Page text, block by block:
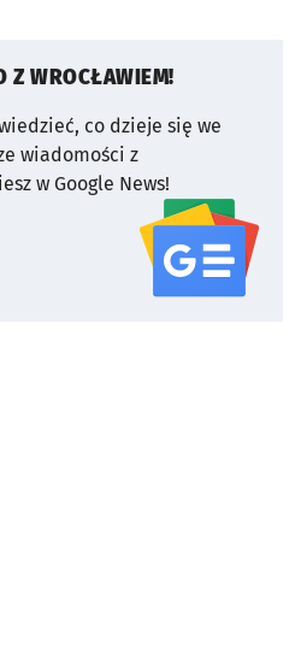
Z WROCŁAWIEM!
co dzieje się we
wiadomości z
w Google News!
serwisu